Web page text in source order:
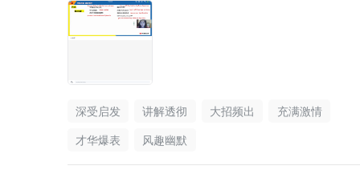
深受启发 讲解透彻 大招频出
充满激情
才华爆表
风趣幽默